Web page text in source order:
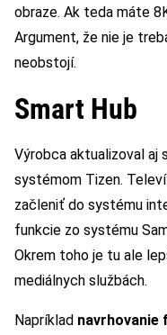
obraze. Ak teda máte
Argument, že nie je
neobstojí.
Smart Hub
Výrobca aktualizoval aj
systémom Tizen.
začleniť do systému
funkcie zo systému
Okrem toho je tu ale
mediálnych službách.
Napríklad navrhovanie